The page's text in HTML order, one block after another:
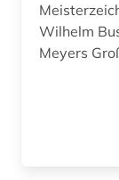
darwin, charles | naturwissenschaftler;
Wilhelm
Meyers